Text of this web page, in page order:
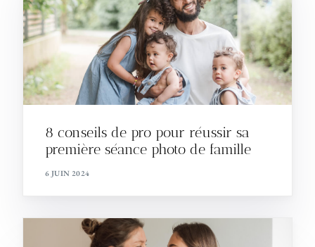
8 conseils de pro pour réussir sa
première séance photo de famille
6 JUIN 2024